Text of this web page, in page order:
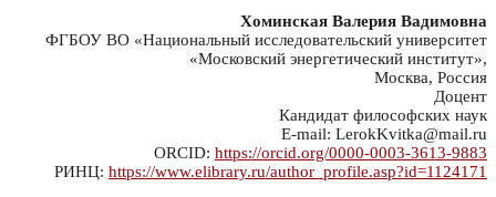
Хоминская Валерия Вадимовна
ФГБОУ ВО «Национальный исследовательский университет
«Московский энергетический институт»,
Москва, Россия
Доцент
Кандидат философских наук
E-mail: LerokKvitka@mail.ru
ORCID: https://orcid.org/0000-0003-3613-9883
РИНЦ: https://www.elibrary.ru/author_profile.asp?id=1124171